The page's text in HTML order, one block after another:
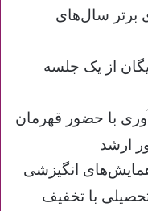
برتر سال‌های
از یک جلسه
با حضور قهرمان
ارشد
انگیزشی
با تخفیف